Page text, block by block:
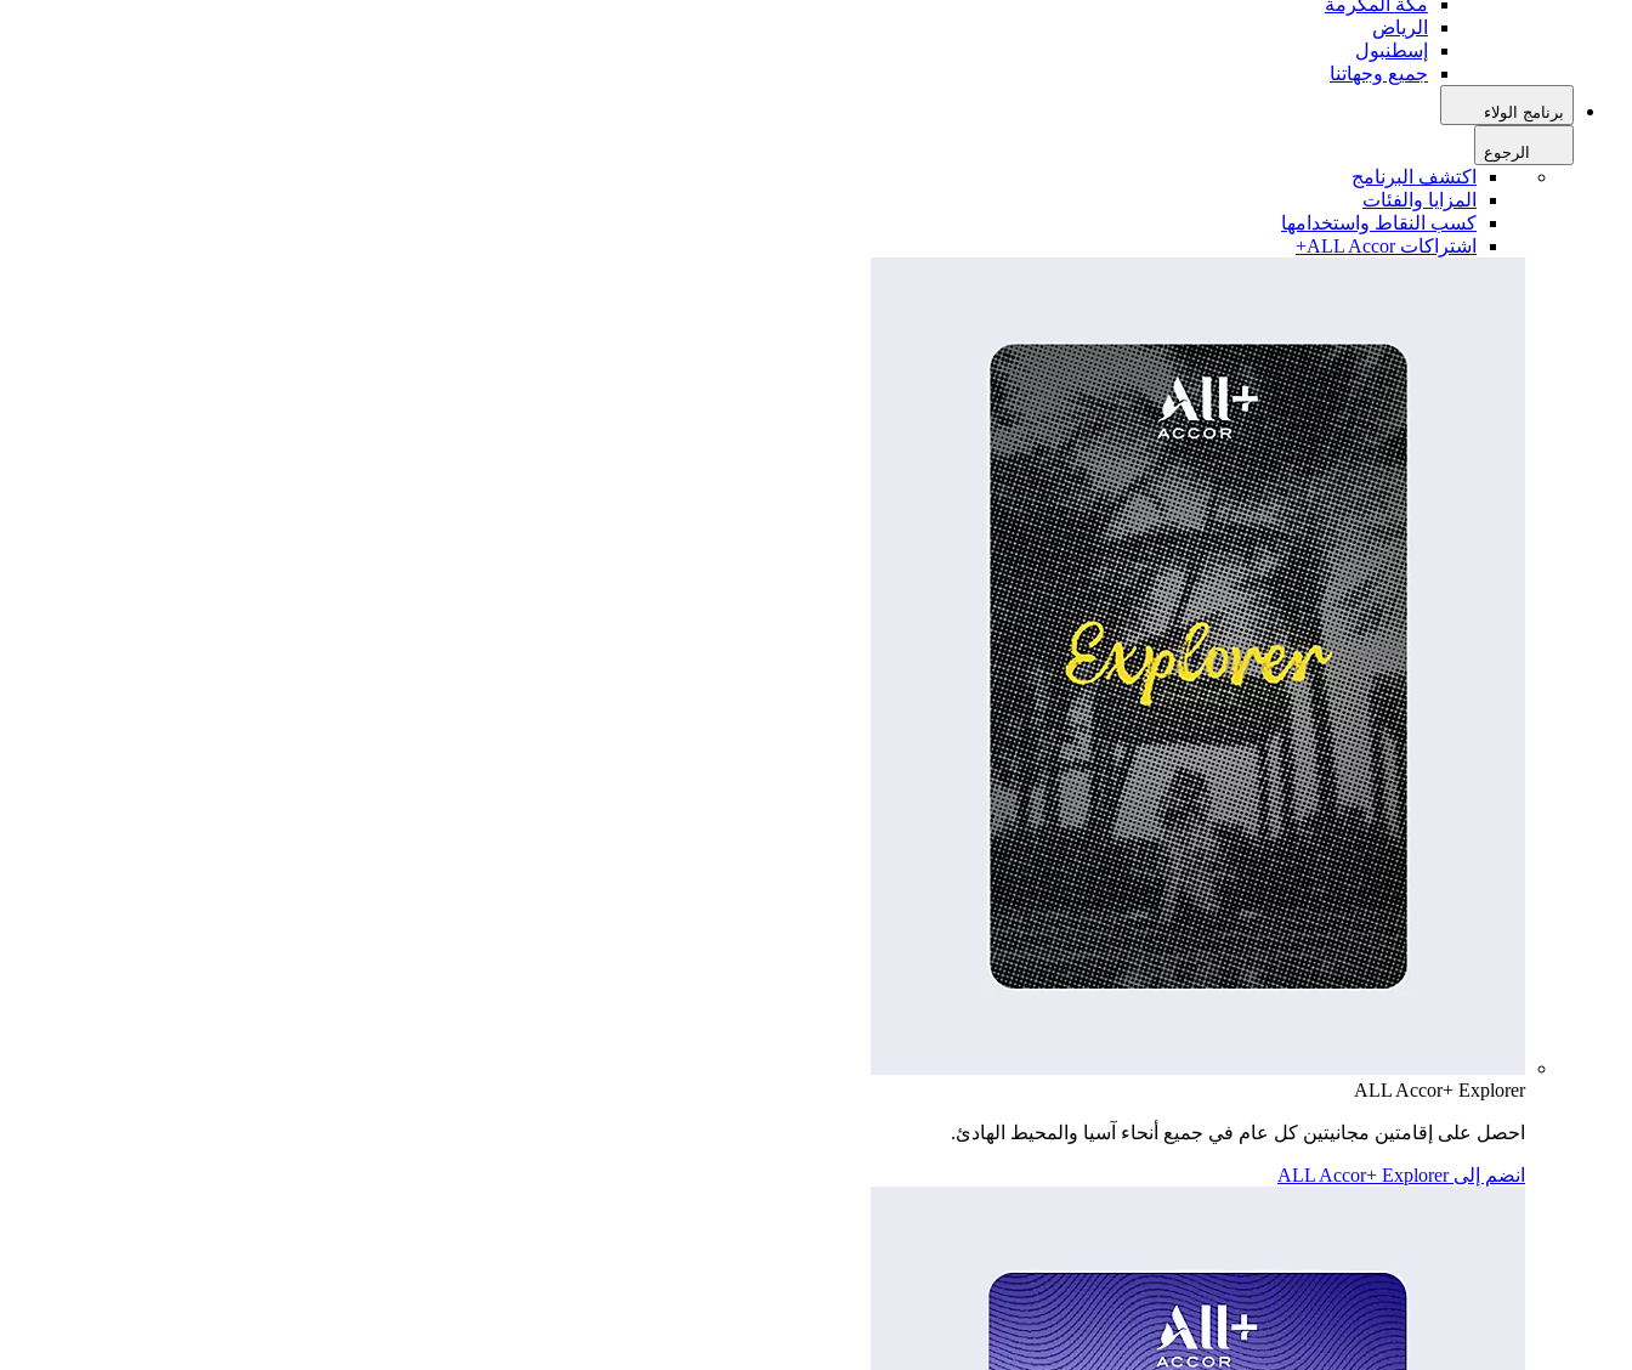
مكة المكرمة
الرياض
إسطنبول
جميع وجهاتنا
برنامج الولاء
الرجوع
اكتشف البرنامج
المزايا والفئات
كسب النقاط واستخدامها
اشتراكات ALL Accor+
ALL Accor+ Explorer
احصل على إقامتين مجانيتين كل عام في جميع أنحاء آسيا والمحيط الهادئ.
انضم إلى ALL Accor+ Explorer